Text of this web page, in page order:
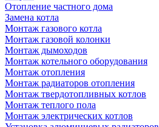
Отопление частного дома
Замена котла
Монтаж газового котла
Монтаж газовой колонки
Монтаж дымоходов
Монтаж котельного оборудования
Монтаж отопления
Монтаж радиаторов отопления
Монтаж твердотопливных котлов
Монтаж теплого пола
Монтаж электрических котлов